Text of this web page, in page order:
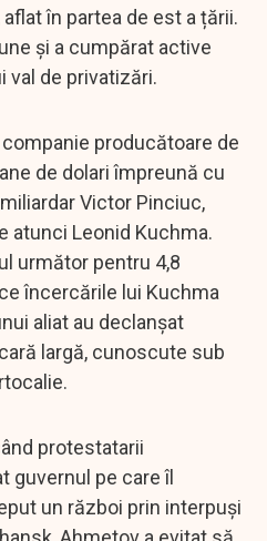
în partea de est a țării.
și a cumpărat active
val de privatizări.
producătoare de
de dolari împreună cu
Victor Pinciuc,
atunci Leonid Kuchma.
următor pentru 4,8
încercările lui Kuchma
aliat au declanșat
largă, cunoscute sub
protestatarii
guvernul pe care îl
un război prin interpuși